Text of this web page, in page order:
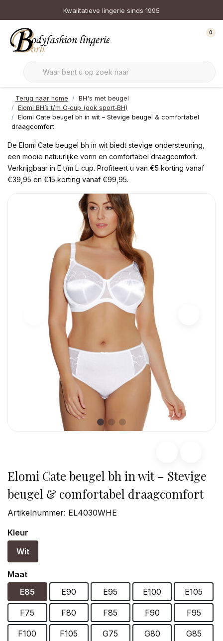
Kwalitatieve lingerie sinds 1995
0
Terug naar home
BH's met beugel
Elomi BH’s t/m O‑cup (ook sport‑BH)
Elomi Cate beugel bh in wit – Stevige beugel & comfortabel
draagcomfort
De Elomi Cate beugel bh in wit biedt stevige ondersteuning,
een mooie natuurlijke vorm en comfortabel draagcomfort.
Verkrijgbaar in E t/m L‑cup. Profiteert u van €5 korting vanaf
€39,95 en €15 korting vanaf €99,95.
Elomi Cate beugel bh in wit – Stevige
beugel & comfortabel draagcomfort
Artikelnummer: EL4030WHE
Kleur
Wit
Maat
E85
E90 E95 E100 E105
F75 F80 F85 F90 F95
F100 F105 G75 G80 G85